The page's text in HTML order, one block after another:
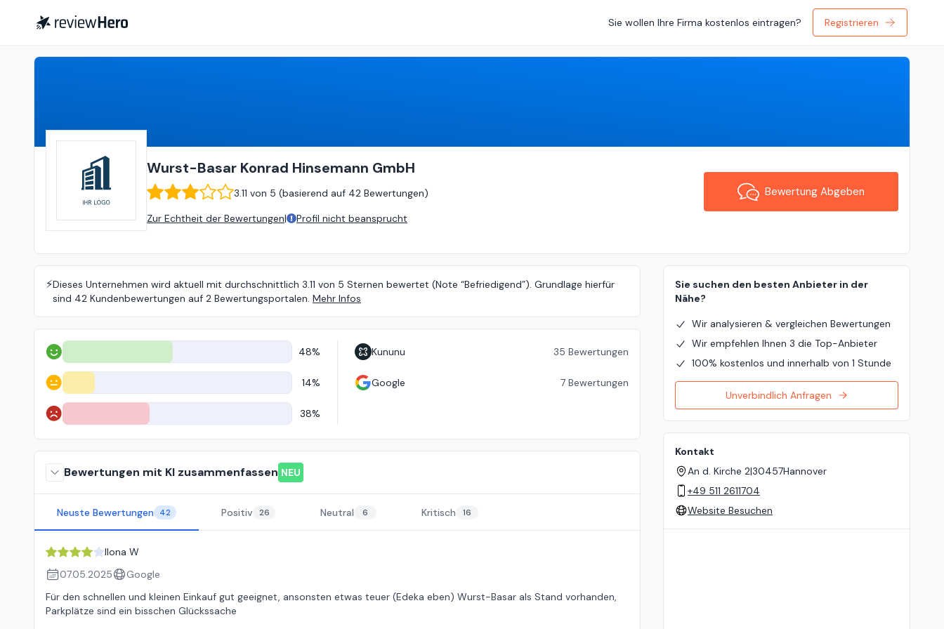
Sie wollen Ihre Firma kostenlos eintragen? Registrieren
Wurst-Basar Konrad Hinsemann GmbH
3.11 von 5 (basierend auf 42 Bewertungen)
Zur Echtheit der Bewertungen| Profil nicht beansprucht
Bewertung Abgeben
⚡️Dieses Unternehmen wird aktuell mit durchschnittlich 3.11 von 5 Sternen bewertet (Note “Befriedigend”). Grundlage hierfür
sind 42 Kundenbewertungen auf 2 Bewertungsportalen. Mehr Infos
Positiv 48%
Neutral 14%
Negativ 38%
Kununu 35 Bewertungen
Google 7 Bewertungen
Bewertungen mit KI zusammenfassen NEU
Neuste Bewertungen 42 Positiv 26 Neutral 6 Kritisch 16
Ilona W
07.05.2025
Google
Für den schnellen und kleinen Einkauf gut geeignet, ansonsten etwas teuer (Edeka eben) Wurst-Basar als Stand vorhanden,
Parkplätze sind ein bisschen Glückssache
Sie suchen den besten Anbieter in der
Nähe?
Wir analysieren & vergleichen Bewertungen
Wir empfehlen Ihnen 3 die Top-Anbieter
100% kostenlos und innerhalb von 1 Stunde
Unverbindlich Anfragen
Kontakt
An d. Kirche 2|30457Hannover
+49 511 2611704
Website Besuchen